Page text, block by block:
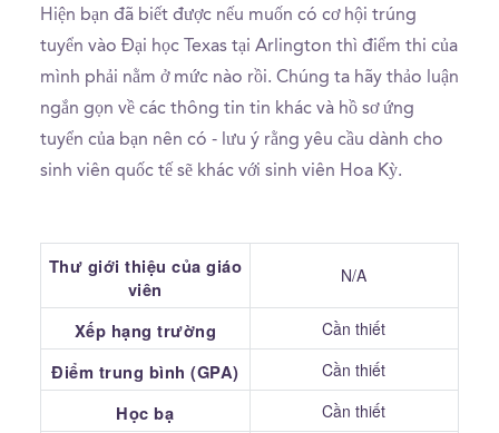
Hiện bạn đã biết được nếu muốn có cơ hội trúng
tuyển vào Đại học Texas tại Arlington thì điểm thi của
mình phải nằm ở mức nào rồi. Chúng ta hãy thảo luận
ngắn gọn về các thông tin tin khác và hồ sơ ứng
tuyển của bạn nên có - lưu ý rằng yêu cầu dành cho
sinh viên quốc tế sẽ khác với sinh viên Hoa Kỳ.
Thư giới thiệu của giáo
viên
N/A
Xếp hạng trường Cần thiết
Điểm trung bình (GPA) Cần thiết
Học bạ Cần thiết